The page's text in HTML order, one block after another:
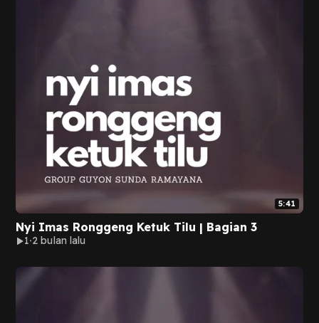
5:41
Nyi Imas Ronggeng Ketuk Tilu | Bagian 3
1 2 bulan lalu